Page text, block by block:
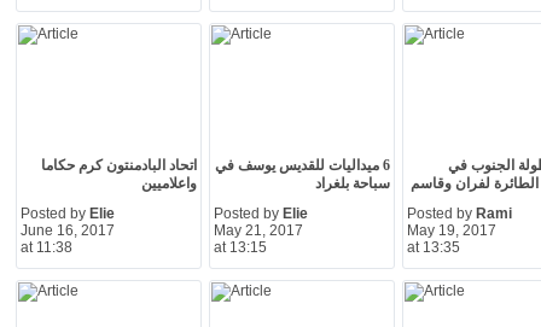
اتحاد البادمنتون كرم حكاما
واعلاميين
Posted by Elie
June 16, 2017
at 11:38
6 ميداليات للقديس يوسف في
سباحة بلغراد
Posted by Elie
May 21, 2017
at 13:15
الجنوب في
لفران وقاسم
Posted by Rami
May 19, 2017
at 13:35